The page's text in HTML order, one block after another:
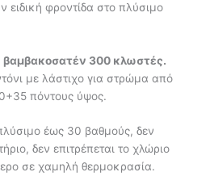
ειδική φροντίδα στο πλύσιμο
βαμβακοσατέν 300 κλωστές.
με λάστιχο για στρώμα από
πόντους ύψος.
έως 30 βαθμούς, δεν
δεν επιτρέπεται το χλώριο
σε χαμηλή θερμοκρασία.